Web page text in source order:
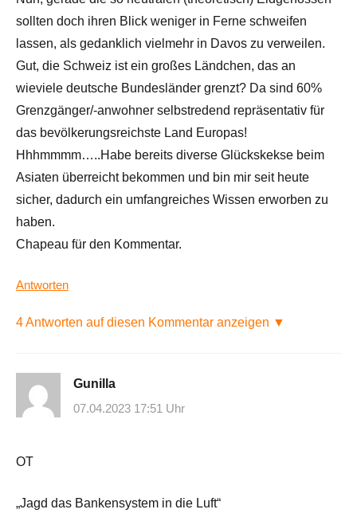
sollten doch ihren Blick weniger in Ferne schweifen
lassen, als gedanklich vielmehr in Davos zu verweilen.
Gut, die Schweiz ist ein großes Ländchen, das an
wieviele deutsche Bundesländer grenzt? Da sind 60%
Grenzgänger/-anwohner selbstredend repräsentativ für
das bevölkerungsreichste Land Europas!
Hhhmmmm…..Habe bereits diverse Glückskekse beim
Asiaten überreicht bekommen und bin mir seit heute
sicher, dadurch ein umfangreiches Wissen erworben zu
haben.
Chapeau für den Kommentar.
Antworten
4 Antworten auf diesen Kommentar anzeigen ▼
Gunilla
07.04.2023 17:51 Uhr
OT
„Jagd das Bankensystem in die Luft“